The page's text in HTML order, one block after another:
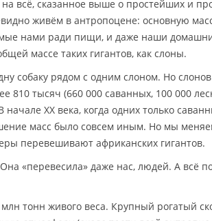
всё, сказанное выше о простейших и
живём в антропоцене: основную
нами ради пищи, и даже наши
массе таких гигантов, как слоны.
собаку рядом с одним слоном. Но слонов
810 тысяч (660 000 саванных, 100 000
XX века, когда одних только
масс было совсем иным. Но мы
перевешивают африканских гигантов.
«перевесила» даже нас, людей. А всё
тонн живого веса. Крупный рогатый